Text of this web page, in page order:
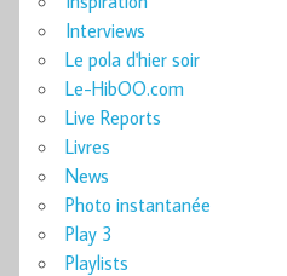
Interviews
Le pola d'hier soir
Le-HibOO.com
Live Reports
Livres
News
Photo instantanée
Play 3
Playlists